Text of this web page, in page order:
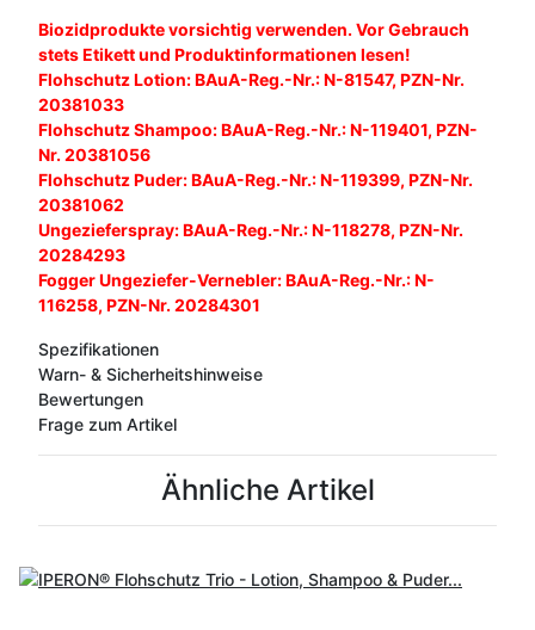
Biozidprodukte vorsichtig verwenden. Vor Gebrauch
stets Etikett und Produktinformationen lesen!
Flohschutz Lotion: BAuA-Reg.-Nr.: N-81547, PZN-Nr.
20381033
Flohschutz Shampoo: BAuA-Reg.-Nr.: N-119401, PZN-
Nr. 20381056
Flohschutz Puder: BAuA-Reg.-Nr.: N-119399, PZN-Nr.
20381062
Ungezieferspray: BAuA-Reg.-Nr.: N-118278, PZN-Nr.
20284293
Fogger Ungeziefer-Vernebler: BAuA-Reg.-Nr.: N-
116258, PZN-Nr. 20284301
Spezifikationen
Warn- & Sicherheitshinweise
Bewertungen
Frage zum Artikel
Ähnliche Artikel